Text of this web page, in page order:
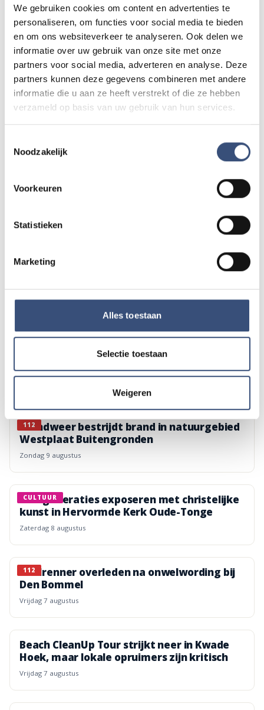
We gebruiken cookies om content en advertenties te
personaliseren, om functies voor social media te bieden
en om ons websiteverkeer te analyseren. Ook delen we
informatie over uw gebruik van onze site met onze
partners voor social media, adverteren en analyse. Deze
partners kunnen deze gegevens combineren met andere
informatie die u aan ze heeft verstrekt of die ze hebben
verzameld op basis van uw gebruik van hun services.
Noodzakelijk
Voorkeuren
Statistieken
Marketing
Alles toestaan
Selectie toestaan
Weigeren
Tip de redactie
Heb je nieuws voor ons? Of het nu gaat om een leuk
verhaal, een opmerkelijk bericht, iets dat speelt in de buurt
of als je politie of andere hulpdiensten ergens ziet: laat
het ons weten!
Mail naar
redactie@omroeparchipel.nl
Foutje gezien of twijfel over een advertentie?
advertentie tegen die niet klopt? Laat het ons weten via
redactie@omroeparchipel.nl
. We kijken er graag naar.
Omroep Archipel altijd in je broekzak
ONTDEK HET OP
Google Play
112
Brandweer bestrijdt brand in natuurgebied
Westplaat Buitengronden
zondag 9 augustus
CULTUUR
Vier generaties exposeren met christelijke
kunst in Hervormde Kerk Oude-Tonge
zaterdag 8 augustus
112
Wielrenner overleden na onwelwording bij
Den Bommel
vrijdag 7 augustus
Beach CleanUp Tour strijkt neer in Kwade
Hoek, maar lokale opruimers zijn kritisch
vrijdag 7 augustus